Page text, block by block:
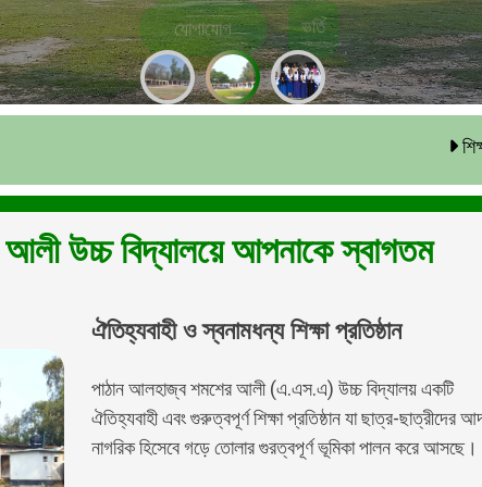
যোগাযোগ ভর্তি
শিক্ষক আন্দোলনের
উচ্চ বিদ্যালয়ে আপনাকে স্বাগতম
ঐতিহ্যবাহী ও স্বনামধন্য শিক্ষা প্রতিষ্ঠান
পাঠান আলহাজ্ব শমশের আলী (এ.এস.এ) উচ্চ বিদ্যালয় একটি
ঐতিহ্যবাহী এবং গুরুত্বপূর্ণ শিক্ষা প্রতিষ্ঠান যা ছাত্র-ছাত্রীদের
নাগরিক হিসেবে গড়ে তোলার গুরত্বপূর্ণ ভূমিকা পালন করে আসছে।